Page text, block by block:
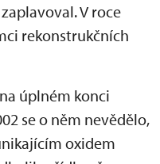
V roce
rekonstrukčních
úplném konci
se o něm nevědělo,
oxidem